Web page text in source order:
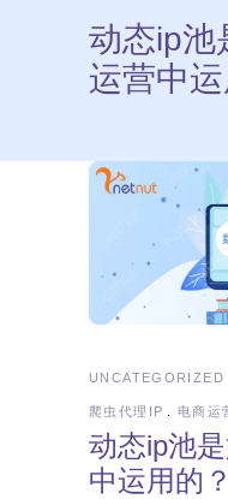
动态ip池
运营中运
UNCATEGORIZED
爬虫代理IP 电商运
动态ip池
中运用的？